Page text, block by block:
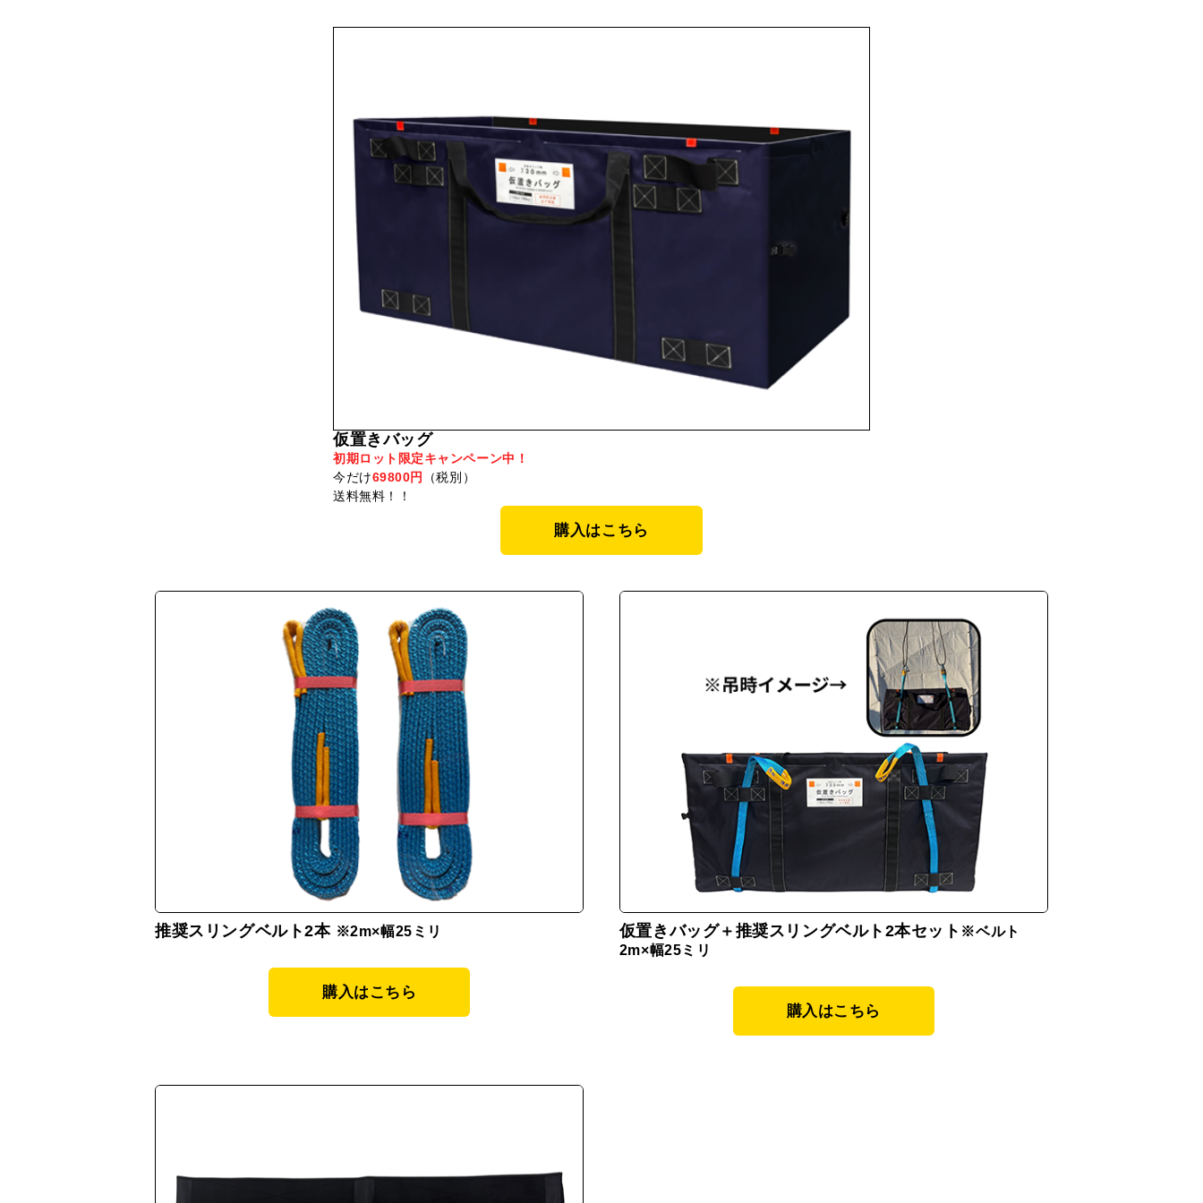
仮置きバッグ
初期ロット限定キャンペーン中！
今だけ69800円
（税別）
送料無料！！
購入はこちら
推奨スリングベルト2本 ※2m×幅25ミリ
購入はこちら
仮置きバッグ＋推奨スリングベルト2本セット ※ベルト
2m×幅25ミリ
購入はこちら